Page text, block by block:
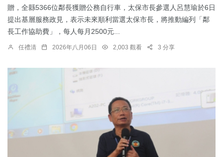
贈，全縣5366位鄰長獲贈公務自行車，太保市長參選人呂慧瑜於6日
提出基層服務政見，表示未來順利當選太保市長，將推動編列「鄰
長工作協助費」，每人每月2500元...
任禮清 2026年八月06日 2,003 觀看 3 分享